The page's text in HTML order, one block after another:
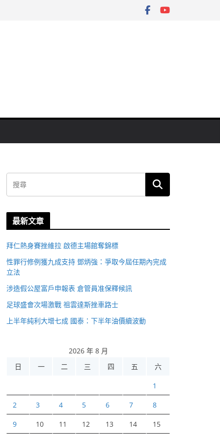
最新文章
拜仁熱身賽挫維拉 啟德主場館奪錦標
性罪行修例獲九成支持 鄧炳強：爭取今屆任期內完成
立法
涉造假公屋富戶申報表 倉管員准保釋候訊
足球盛會次場激戰 祖雲達斯挫車路士
上半年純利大增七成 國泰：下半年油價續波動
2026 年 8 月
日
一 二 三 四 五 六
1
2 3 4 5 6 7 8
9 10 11 12 13 14 15